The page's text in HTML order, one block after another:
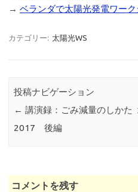
→ ベランダで太陽光発電ワー
カテゴリー: 太陽光WS
投稿ナビゲーション
← 講演録：ごみ減量のしかた
2017 後編
コメントを残す